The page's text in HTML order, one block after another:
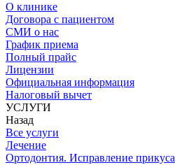
О клинике
Договора с пациентом
СМИ о нас
График приема
Полный прайс
Лицензии
Официальная информация
Налоговый вычет
УСЛУГИ
Назад
Все услуги
Лечение
Ортодонтия. Исправление прикуса